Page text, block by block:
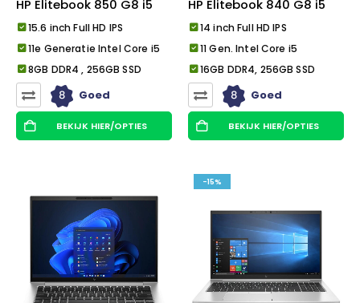
HP Elitebook 850 G8 i5
15.6 inch Full HD IPS
11e Generatie Intel Core i5
8GB DDR4 , 256GB SSD
8 Goed
BEKIJK HIER/OPTIES
HP Elitebook 840 G8 i5
14 inch Full HD IPS
11 Gen. Intel Core i5
16GB DDR4, 256GB SSD
8 Goed
BEKIJK HIER/OPTIES
-15%